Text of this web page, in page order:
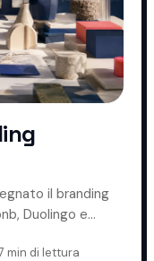
il branding
Duolingo e
min di lettura